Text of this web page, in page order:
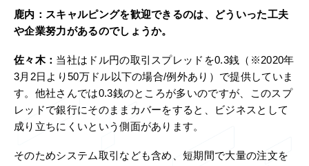
鹿内： スキャルピングを歓迎できるのは、どういった工夫
や企業努力があるのでしょうか。
佐々木： 当社はドル円の取引スプレッドを0.3銭（※2020年
3月2日より50万ドル以下の場合/例外あり）で提供していま
す。他社さんでは0.3銭のところが多いのですが、このスプ
レッドで銀行にそのままカバーをすると、ビジネスとして
成り立ちにくいという側面があります。
そのためシステム取引なども含め、短期間で大量の注文を